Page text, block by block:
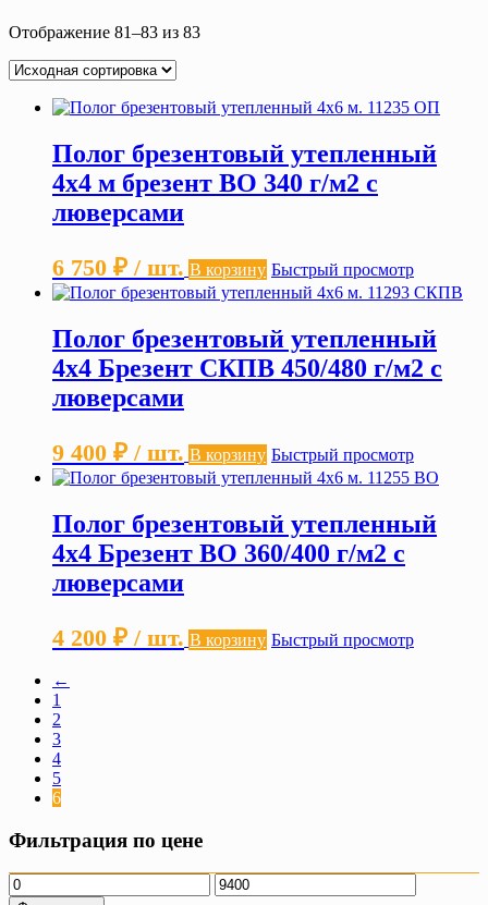
Отображение 81–83 из 83
Полог брезентовый утепленный
4х4 м брезент ВО 340 г/м2 с
люверсами
6 750 ₽ / шт. В корзину Быстрый просмотр
Полог брезентовый утепленный
4х4 Брезент СКПВ 450/480 г/м2 с
люверсами
9 400 ₽ / шт. В корзину Быстрый просмотр
Полог брезентовый утепленный
4х4 Брезент ВО 360/400 г/м2 с
люверсами
4 200 ₽ / шт. В корзину Быстрый просмотр
←
1
2
3
4
5
6
Фильтрация по цене
Минимальная
Максимальная